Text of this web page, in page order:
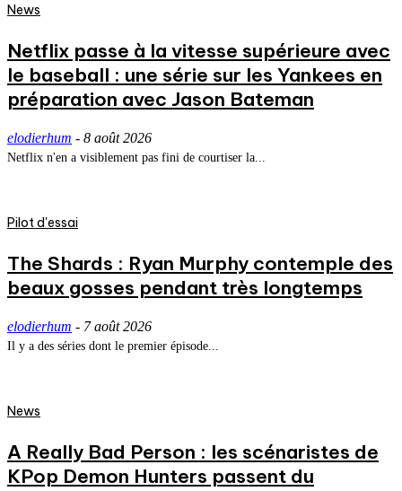
News
Netflix passe à la vitesse supérieure avec
le baseball : une série sur les Yankees en
préparation avec Jason Bateman
elodierhum - 8 août 2026
Netflix n'en a visiblement pas fini de courtiser la...
Pilot d'essai
The Shards : Ryan Murphy contemple des
beaux gosses pendant très longtemps
elodierhum - 7 août 2026
Il y a des séries dont le premier épisode...
News
A Really Bad Person : les scénaristes de
KPop Demon Hunters passent du